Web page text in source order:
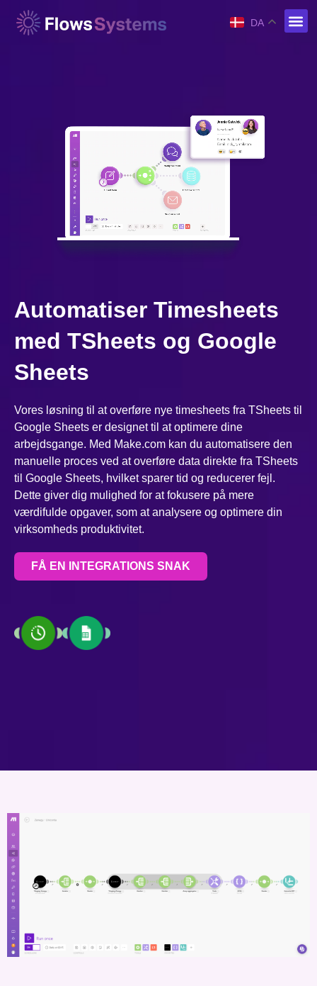
DA
Automatiser Timesheets
med TSheets og Google
Sheets
Vores løsning til at overføre nye timesheets fra TSheets til
Google Sheets er designet til at optimere dine
arbejdsgange. Med Make.com kan du automatisere den
manuelle proces ved at overføre data direkte fra TSheets
til Google Sheets, hvilket sparer tid og reducerer fejl.
Dette giver dig mulighed for at fokusere på mere
værdifulde opgaver, som at analysere og optimere din
virksomheds produktivitet.
FÅ EN INTEGRATIONS SNAK